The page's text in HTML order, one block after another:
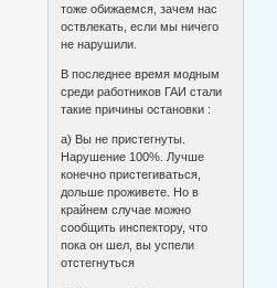
тоже обижаемся, зачем нас
оствлекать, если мы ничего
не нарушили.
В последнее время модным
среди работников ГАИ стали
такие причины остановки :
а) Вы не пристегнуты.
Нарушение 100%. Лучше
конечно пристегиваться,
дольше проживете. Но в
крайнем случае можно
сообщить инспектору, что
пока он шел, вы успели
отстегнуться